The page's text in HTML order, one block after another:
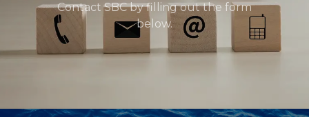
Contact SBC by filling out the form
below.